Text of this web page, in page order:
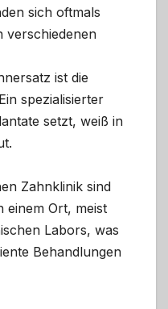
sich oftmals
verschiedenen
ist die
spezialisierter
setzt, weiß in
Zahnklinik sind
einem Ort, meist
Labors, was
Behandlungen